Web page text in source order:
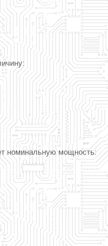
номинальную мощность: